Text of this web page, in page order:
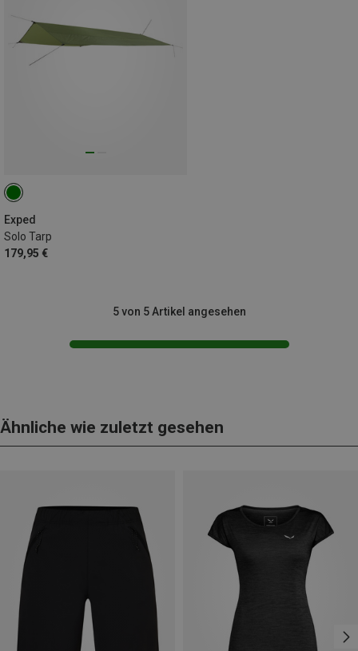
Exped
Solo Tarp
179,95 €
5 von 5 Artikel angesehen
Ähnliche wie zuletzt gesehen